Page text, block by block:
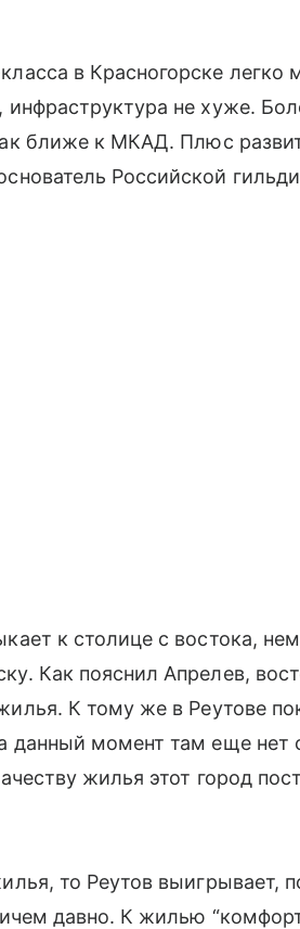
в Красногорске легко
не хуже.
ближе к МКАД. Плюс
Российской
к столице с востока,
Как пояснил Апрелев,
К тому же в Реутове
данный момент там еще
жилья этот город
то Реутов выигрывает,
давно. К жилью